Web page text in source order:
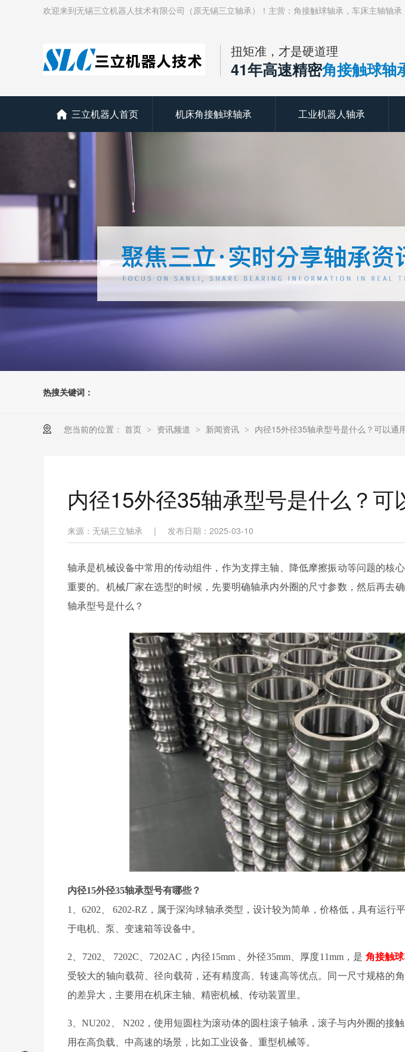
欢迎来到无锡三立机器人技术有限公司（原无锡三立轴承）！主营：角接触球轴承，车床主轴轴
扭矩准，才是硬道理
41年高速精密角接触球轴
三立机器人首页 机床角接触球轴承 工业机器人轴承
热搜关键词：
您当前的位置： 首页 > 资讯频道 > 新闻资讯 > 内径15外径35轴承型号是什么？可以通
内径15外径35轴承型号是什么？可
来源：无锡三立轴承 | 发布日期：2025-03-10
轴承是机械设备中常用的传动组件，作为支撑主轴、降低摩擦振动等问题的核
重要的。机械厂家在选型的时候，先要明确轴承内外圈的尺寸参数，然后再去
轴承型号是什么？
内径15外径35轴承型号有哪些？
1
、6202 6202-RZ ，属于深沟球轴承类型，设计较为简单，价格低，具有运行
于电机、泵、变速箱等设备中。
2 7202 7202C 7202AC ，内径15mm 、外径35mm、厚度11mm，是 角接触
受较大的轴向载荷、径向载荷，还有精度高、转速高等优点。同一尺寸规格的
的差异大，主要用在机床主轴、精密机械、传动装置里。
3 、NU202 N202 ，使用短圆柱为滚动体的圆柱滚子轴承，滚子与内外圈的接
用在高负载、中高速的场景，比如工业设备、重型机械等。